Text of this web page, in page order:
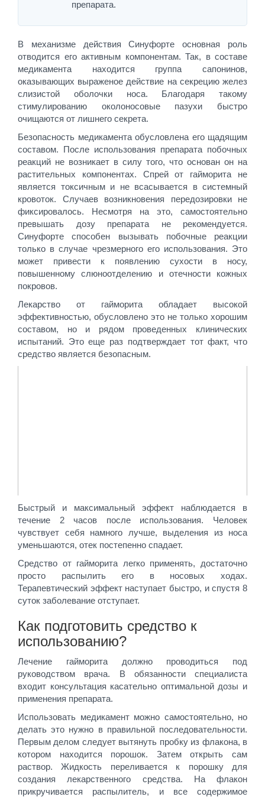
препарата.
В механизме действия Синуфорте основная роль
отводится его активным компонентам. Так, в составе
медикамента находится группа сапонинов,
оказывающих выраженое действие на секрецию желез
слизистой оболочки носа. Благодаря такому
стимулированию околоносовые пазухи быстро
очищаются от лишнего секрета.
Безопасность медикамента обусловлена его щадящим
составом. После использования препарата побочных
реакций не возникает в силу того, что основан он на
растительных компонентах. Спрей от гайморита не
является токсичным и не всасывается в системный
кровоток. Случаев возникновения передозировки не
фиксировалось. Несмотря на это, самостоятельно
превышать дозу препарата не рекомендуется.
Синуфорте способен вызывать побочные реакции
только в случае чрезмерного его использования. Это
может привести к появлению сухости в носу,
повышенному слюноотделению и отечности кожных
покровов.
Лекарство от гайморита обладает высокой
эффективностью, обусловлено это не только хорошим
составом, но и рядом проведенных клинических
испытаний. Это еще раз подтверждает тот факт, что
средство является безопасным.
Быстрый и максимальный эффект наблюдается в
течение 2 часов после использования. Человек
чувствует себя намного лучше, выделения из носа
уменьшаются, отек постепенно спадает.
Средство от гайморита легко применять, достаточно
просто распылить его в носовых ходах.
Терапевтический эффект наступает быстро, и спустя 8
суток заболевание отступает.
Как подготовить средство к
использованию?
Лечение гайморита должно проводиться под
руководством врача. В обязанности специалиста
входит консультация касательно оптимальной дозы и
применения препарата.
Использовать медикамент можно самостоятельно, но
делать это нужно в правильной последовательности.
Первым делом следует вытянуть пробку из флакона, в
котором находится порошок. Затем открыть сам
раствор. Жидкость переливается к порошку для
создания лекарственного средства. На флакон
прикручивается распылитель, и все содержимое